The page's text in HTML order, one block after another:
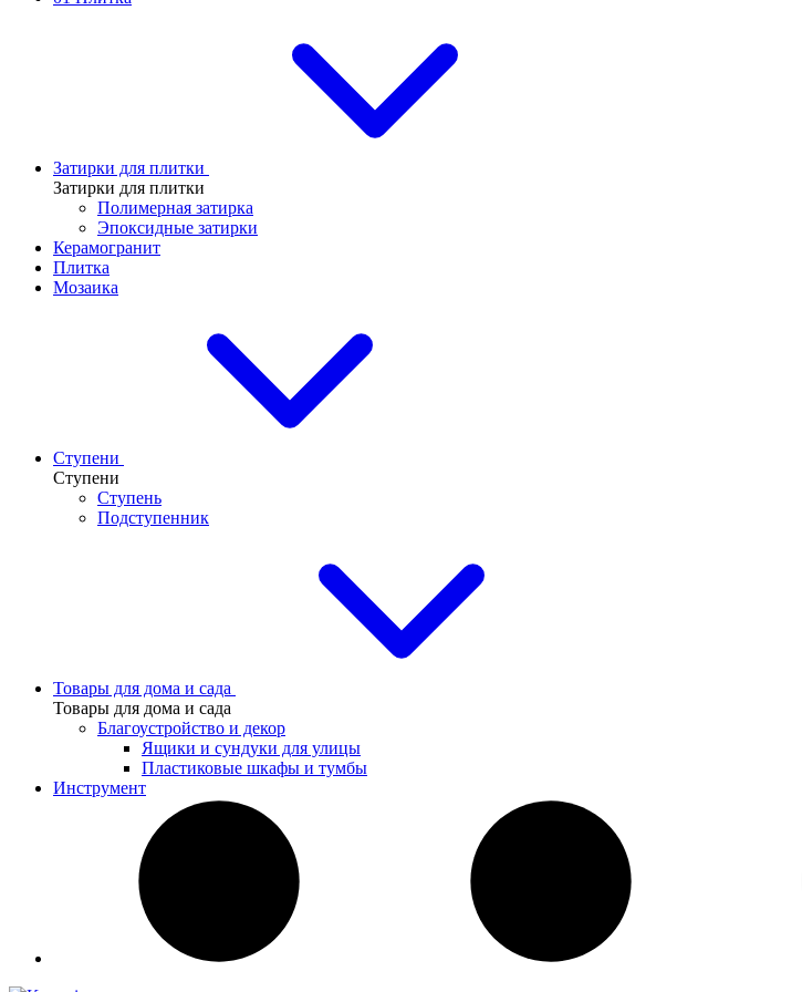
Затирки для плитки
Затирки для плитки
Полимерная затирка
Эпоксидные затирки
Керамогранит
Плитка
Мозаика
Ступени
Ступени
Ступень
Подступенник
Товары для дома и сада
Товары для дома и сада
Благоустройство и декор
Ящики и сундуки для улицы
Пластиковые шкафы и тумбы
Инструмент